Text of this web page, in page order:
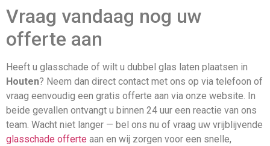
Vraag vandaag nog uw
offerte aan
Heeft u glasschade of wilt u dubbel glas laten plaatsen in
Houten? Neem dan direct contact met ons op via telefoon of
vraag eenvoudig een gratis offerte aan via onze website. In
beide gevallen ontvangt u binnen 24 uur een reactie van ons
team. Wacht niet langer — bel ons nu of vraag uw vrijblijvende
glasschade offerte aan en wij zorgen voor een snelle,